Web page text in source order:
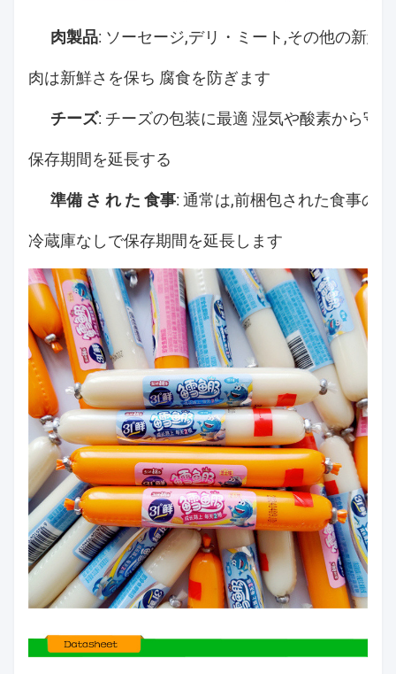
肉製品: ソーセージ,デリ・ミート,その他の新鮮
肉は新鮮さを保ち 腐食を防ぎます
チーズ: チーズの包装に最適 湿気や酸素から守
保存期間を延長する
準備 さ れ た 食事: 通常は,前梱包された食事の
冷蔵庫なしで保存期間を延長します